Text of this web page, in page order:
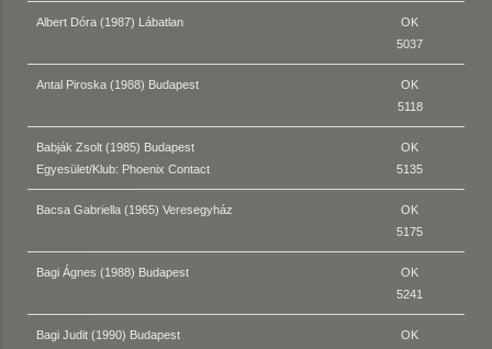
Albert Dóra (1987) Lábatlan
OK
5037
Antal Piroska (1988) Budapest
OK
5118
Babják Zsolt (1985) Budapest
Egyesület/Klub: Phoenix Contact
OK
5135
Bacsa Gabriella (1965) Veresegyház
OK
5175
Bagi Ágnes (1988) Budapest
OK
5241
Bagi Judit (1990) Budapest
OK